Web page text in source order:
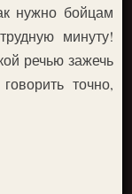
нужно бойцам
минуту!
речью зажечь
точно,